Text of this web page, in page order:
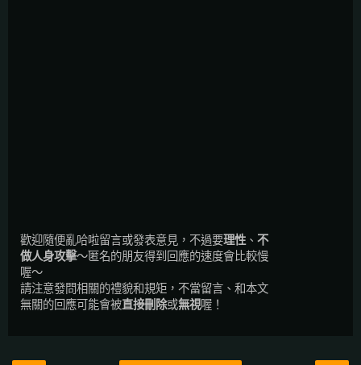
歡迎隨便亂哈啦留言或發表意見，不過要理性 、 不
做人身攻擊～匿名的朋友得到回應的速度會比較慢
喔～
請注意發問相關的禮貌和規矩，不當留言、和本文
無關的回應可能會被直接刪除或無視喔！